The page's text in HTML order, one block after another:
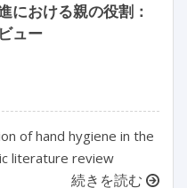
における親の役割：
ュー
of hand hygiene in the
literature review
続きを読む